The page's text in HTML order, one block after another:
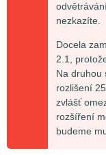
nezkazíte.
Docela
2.1,
Na druhou
rozlišení
zvlášť
rozšíření
budeme